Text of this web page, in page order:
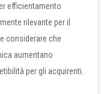
efficientamento
rilevante per il
considerare che
aumentano
per gli acquirenti.